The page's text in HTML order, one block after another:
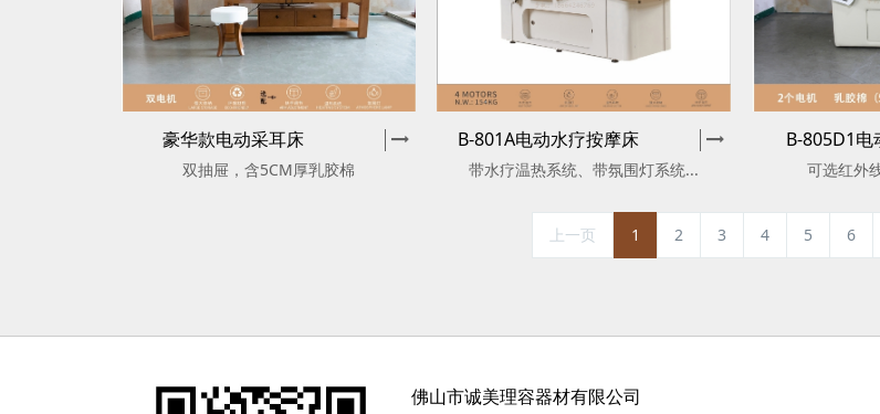
豪华款电动采耳床
双抽屉，含5CM厚乳胶棉
B-801A电动水疗按摩床
带水疗温热系统、带氛围灯系统...
B-805D1电
可选红外
上一页 1 2 3 4 5 6
佛山市诚美理容器材有限公司